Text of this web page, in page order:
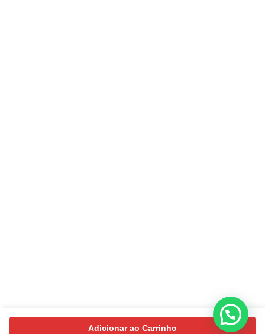
Adicionar ao Carrinho